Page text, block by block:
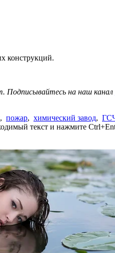
конструкций.
Подписывайтесь на наш канал
, пожар, химический завод,
текст и нажмите